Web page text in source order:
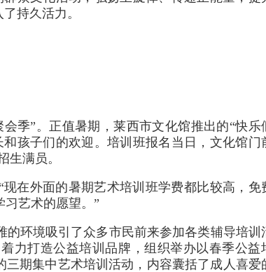
持久活力。
季”。正值暑期，莱西市文化馆推出的“快乐
孩子们的欢迎。培训班报名当日，文化馆门
生满员。
在外面的暑期艺术培训班学费都比较高，免
艺术的愿望。”
环境吸引了众多市民前来参加各类辅导培训
力打造公益培训品牌，组织举办以春季公益
期集中艺术培训活动，内容囊括了成人喜爱